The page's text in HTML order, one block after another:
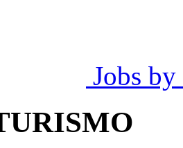
Jobs by